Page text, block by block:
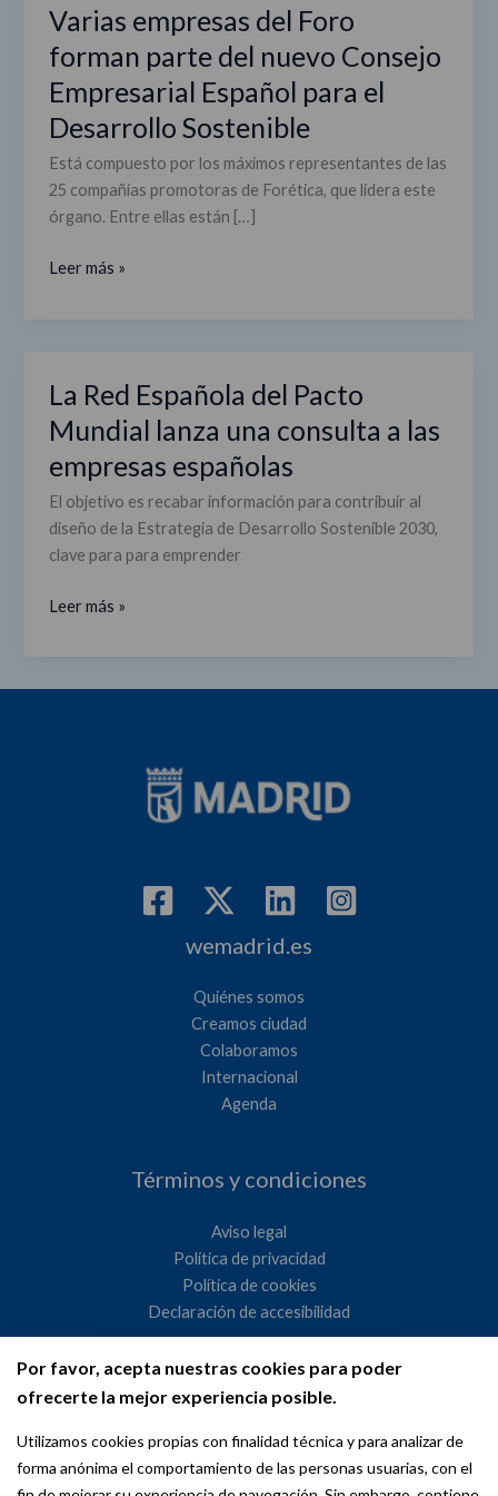
Por favor, acepta nuestras cookies para poder
ofrecerte la mejor experiencia posible.
Utilizamos cookies propias con finalidad técnica y para analizar de
forma anónima el comportamiento de las personas usuarias, con el
Varias empresas del Foro
forman parte del nuevo Consejo
Empresarial Español para el
Desarrollo Sostenible
Está compuesto por los máximos representantes de las
25 compañías promotoras de Forética, que lidera este
órgano. Entre ellas están […]
Español
para
el
Desarrollo
Sostenible
Leer más »
La Red Española del Pacto
Mundial lanza una consulta a las
empresas españolas
El objetivo es recabar información para contribuir al
diseño de la Estrategia de Desarrollo Sostenible 2030,
clave para para emprender
La
Española
del
Pacto
Mundial
lanza
consulta
Leer más »
wemadrid.es
Quiénes somos
Creamos ciudad
Colaboramos
Internacional
Agenda
Términos y condiciones
Aviso legal
Política de privacidad
Política de cookies
Declaración de accesibilidad
Ayuntamiento de Madrid
WeMadrid es un sitio web del Ayuntamiento de Madrid
dedicado a las relaciones institucionales y la actividad
internacional del Alcalde. ​